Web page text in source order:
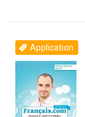
Application